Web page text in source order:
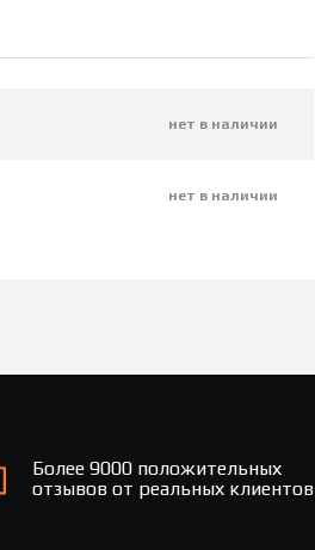
нет в наличии
нет в наличии
Более 9000 положительных
отзывов от реальных клиентов